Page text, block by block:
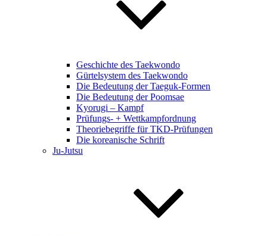
Geschichte des Taekwondo
Gürtelsystem des Taekwondo
Die Bedeutung der Taeguk-Formen
Die Bedeutung der Poomsae
Kyorugi – Kampf
Prüfungs- + Wettkampfordnung
Theoriebegriffe für TKD-Prüfungen
Die koreanische Schrift
Ju-Jutsu